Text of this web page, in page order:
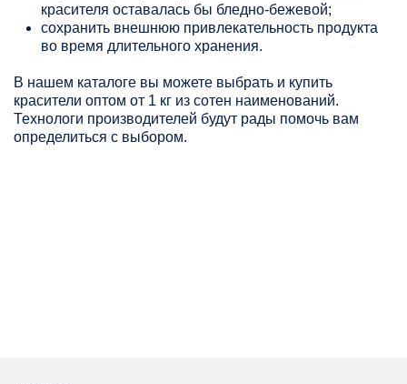
красителя оставалась бы бледно-бежевой;
сохранить внешнюю привлекательность продукта
во время длительного хранения.
В нашем каталоге вы можете выбрать и купить
красители оптом от 1 кг из сотен наименований.
Технологи производителей будут рады помочь вам
определиться с выбором.